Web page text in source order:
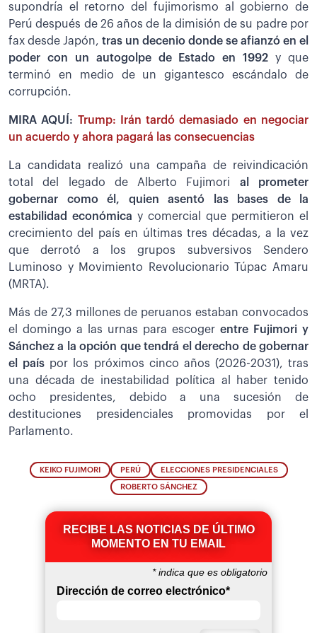
supondría el retorno del fujimorismo al gobierno de
Perú después de 26 años de la dimisión de su padre por
fax desde Japón, tras un decenio donde se afianzó en el
poder con un autogolpe de Estado en 1992 y que
terminó en medio de un gigantesco escándalo de
corrupción.
MIRA AQUÍ: Trump: Irán tardó demasiado en negociar
un acuerdo y ahora pagará las consecuencias
La candidata realizó una campaña de reivindicación
total del legado de Alberto Fujimori al prometer
gobernar como él, quien asentó las bases de la
estabilidad económica y comercial que permitieron el
crecimiento del país en últimas tres décadas, a la vez
que derrotó a los grupos subversivos Sendero
Luminoso y Movimiento Revolucionario Túpac Amaru
(MRTA).
Más de 27,3 millones de peruanos estaban convocados
el domingo a las urnas para escoger entre Fujimori y
Sánchez a la opción que tendrá el derecho de gobernar
el país por los próximos cinco años (2026-2031), tras
una década de inestabilidad política al haber tenido
ocho presidentes, debido a una sucesión de
destituciones presidenciales promovidas por el
Parlamento.
KEIKO FUJIMORI PERÚ ELECCIONES PRESIDENCIALES
ROBERTO SÁNCHEZ
RECIBE LAS NOTICIAS DE ÚLTIMO
MOMENTO EN TU EMAIL
*indica que es obligatorio
Dirección de correo electrónico*